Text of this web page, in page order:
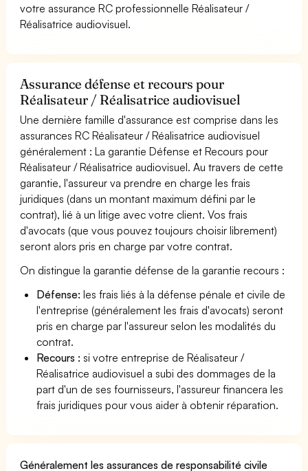
votre assurance RC professionnelle Réalisateur /
Réalisatrice audiovisuel.
Assurance défense et recours pour
Réalisateur / Réalisatrice audiovisuel
Une dernière famille d'assurance est comprise dans les
assurances RC Réalisateur / Réalisatrice audiovisuel
généralement : La garantie Défense et Recours pour
Réalisateur / Réalisatrice audiovisuel. Au travers de cette
garantie, l'assureur va prendre en charge les frais
juridiques (dans un montant maximum défini par le
contrat), lié à un litige avec votre client. Vos frais
d'avocats (que vous pouvez toujours choisir librement)
seront alors pris en charge par votre contrat.
On distingue la garantie défense de la garantie recours :
Défense: les frais liés à la défense pénale et civile de
l'entreprise (généralement les frais d'avocats) seront
pris en charge par l'assureur selon les modalités du
contrat.
Recours : si votre entreprise de Réalisateur /
Réalisatrice audiovisuel a subi des dommages de la
part d'un de ses fournisseurs, l'assureur financera les
frais juridiques pour vous aider à obtenir réparation.
Généralement les assurances de responsabilité civile